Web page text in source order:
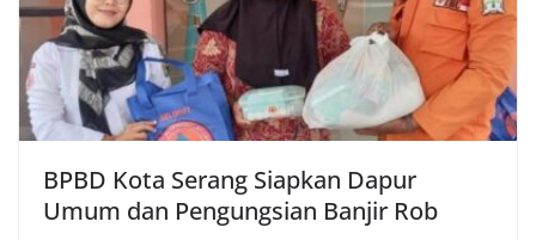
BPBD Kota Serang Siapkan Dapur
Umum dan Pengungsian Banjir Rob